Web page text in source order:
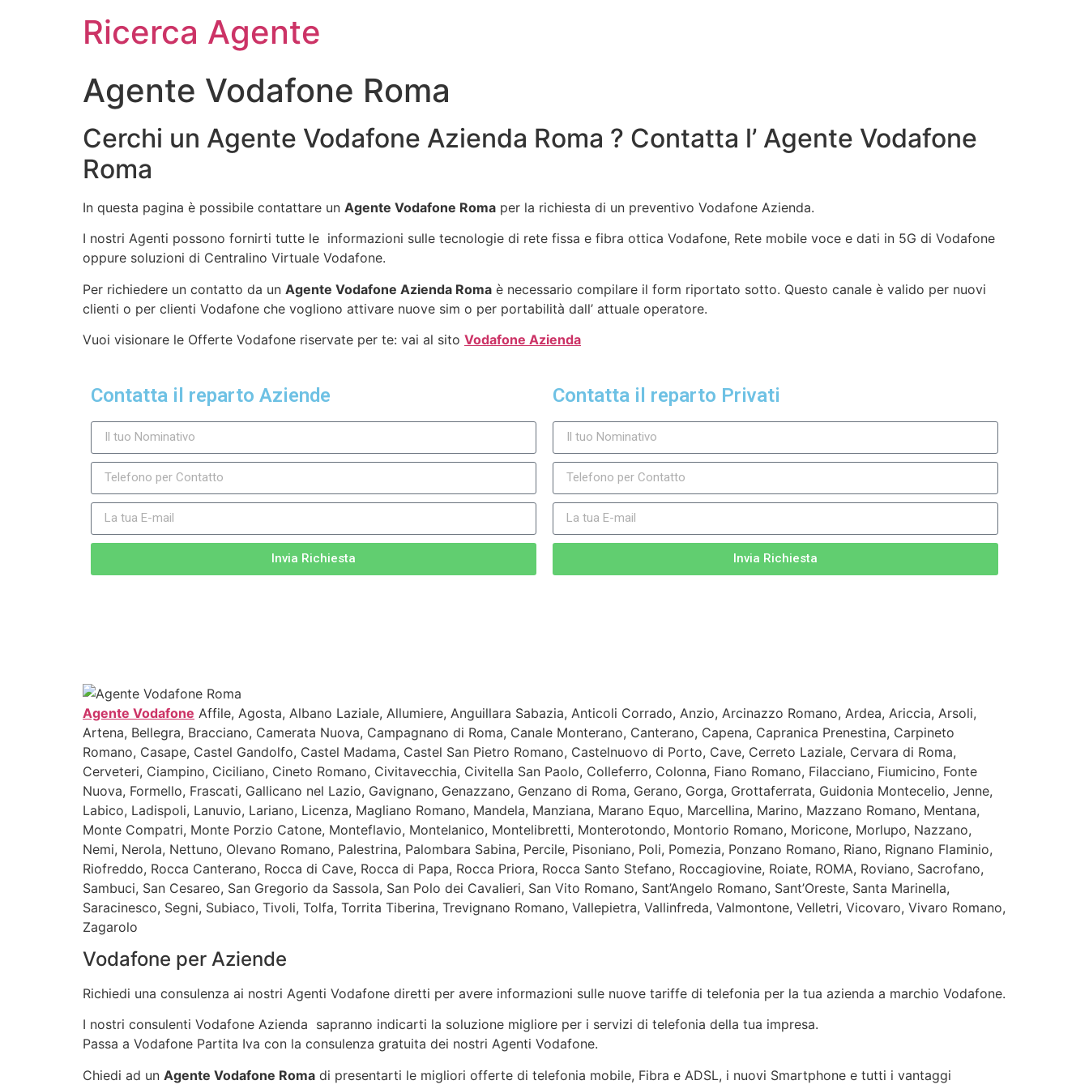
Ricerca Agente
Agente Vodafone Roma
Cerchi un Agente Vodafone Azienda Roma ? Contatta l’ Agente Vodafone
Roma
In questa pagina è possibile contattare un Agente Vodafone Roma per la richiesta di un preventivo Vodafone Azienda.
I nostri Agenti possono fornirti tutte le informazioni sulle tecnologie di rete fissa e fibra ottica Vodafone, Rete mobile voce e dati in 5G di Vodafone
oppure soluzioni di Centralino Virtuale Vodafone.
Per richiedere un contatto da un Agente Vodafone Azienda Roma è necessario compilare il form riportato sotto. Questo canale è valido per nuovi
clienti o per clienti Vodafone che vogliono attivare nuove sim o per portabilità dall’ attuale operatore.
Vuoi visionare le Offerte Vodafone riservate per te: vai al sito Vodafone Azienda
Contatta il reparto Aziende
Invia Richiesta
Contatta il reparto Privati
Invia Richiesta
Agente Vodafone Affile, Agosta, Albano Laziale, Allumiere, Anguillara Sabazia, Anticoli Corrado, Anzio, Arcinazzo Romano, Ardea, Ariccia, Arsoli,
Artena, Bellegra, Bracciano, Camerata Nuova, Campagnano di Roma, Canale Monterano, Canterano, Capena, Capranica Prenestina, Carpineto
Romano, Casape, Castel Gandolfo, Castel Madama, Castel San Pietro Romano, Castelnuovo di Porto, Cave, Cerreto Laziale, Cervara di Roma,
Cerveteri, Ciampino, Ciciliano, Cineto Romano, Civitavecchia, Civitella San Paolo, Colleferro, Colonna, Fiano Romano, Filacciano, Fiumicino, Fonte
Nuova, Formello, Frascati, Gallicano nel Lazio, Gavignano, Genazzano, Genzano di Roma, Gerano, Gorga, Grottaferrata, Guidonia Montecelio, Jenne,
Labico, Ladispoli, Lanuvio, Lariano, Licenza, Magliano Romano, Mandela, Manziana, Marano Equo, Marcellina, Marino, Mazzano Romano, Mentana,
Monte Compatri, Monte Porzio Catone, Monteflavio, Montelanico, Montelibretti, Monterotondo, Montorio Romano, Moricone, Morlupo, Nazzano,
Nemi, Nerola, Nettuno, Olevano Romano, Palestrina, Palombara Sabina, Percile, Pisoniano, Poli, Pomezia, Ponzano Romano, Riano, Rignano Flaminio,
Riofreddo, Rocca Canterano, Rocca di Cave, Rocca di Papa, Rocca Priora, Rocca Santo Stefano, Roccagiovine, Roiate, ROMA, Roviano, Sacrofano,
Sambuci, San Cesareo, San Gregorio da Sassola, San Polo dei Cavalieri, San Vito Romano, Sant’Angelo Romano, Sant’Oreste, Santa Marinella,
Saracinesco, Segni, Subiaco, Tivoli, Tolfa, Torrita Tiberina, Trevignano Romano, Vallepietra, Vallinfreda, Valmontone, Velletri, Vicovaro, Vivaro Romano,
Zagarolo
Vodafone per Aziende
Richiedi una consulenza ai nostri Agenti Vodafone diretti per avere informazioni sulle nuove tariffe di telefonia per la tua azienda a marchio Vodafone.
I nostri consulenti Vodafone Azienda sapranno indicarti la soluzione migliore per i servizi di telefonia della tua impresa.
Passa a Vodafone Partita Iva con la consulenza gratuita dei nostri Agenti Vodafone.
Chiedi ad un Agente Vodafone Roma di presentarti le migliori offerte di telefonia mobile, Fibra e ADSL, i nuovi Smartphone e tutti i vantaggi